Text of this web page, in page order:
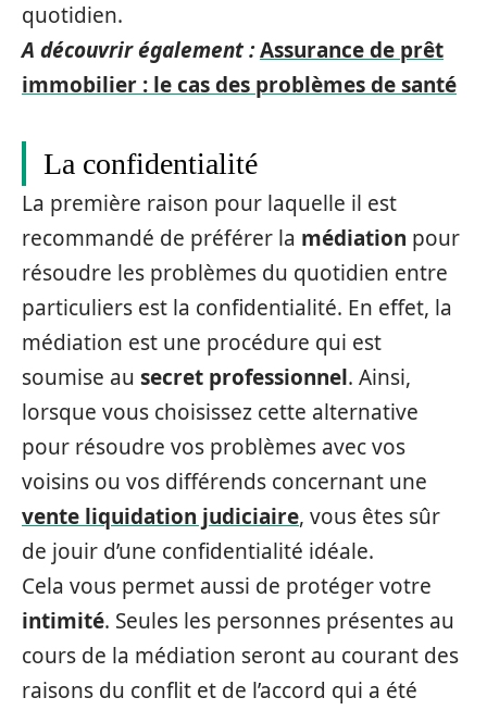
quotidien.
A découvrir également :Assurance de prêt
immobilier : le cas des problèmes de santé
La confidentialité
La première raison pour laquelle il est
recommandé de préférer la médiation pour
résoudre les problèmes du quotidien entre
particuliers est la confidentialité. En effet, la
médiation est une procédure qui est
soumise au secret professionnel. Ainsi,
lorsque vous choisissez cette alternative
pour résoudre vos problèmes avec vos
voisins ou vos différends concernant une
vente liquidation judiciaire, vous êtes sûr
de jouir d’une confidentialité idéale.
Cela vous permet aussi de protéger votre
intimité. Seules les personnes présentes au
cours de la médiation seront au courant des
raisons du conflit et de l’accord qui a été